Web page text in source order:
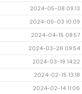
2024-05-08 09:13
2024-05-03 10:09
2024-04-15 08:57
2024-03-26 09:54
2024-03-19 14:22
2024-02-15 13:18
2024-02-14 11:06